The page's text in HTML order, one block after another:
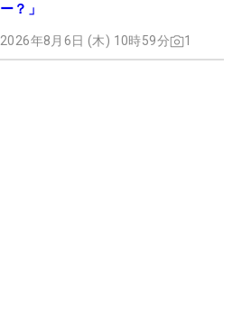
ー？」
2026年8月6日 (木) 10時59分 1